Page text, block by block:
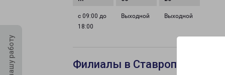
с 09:00 до
18:00
Выходной Выходной
Филиалы в Ставрополе